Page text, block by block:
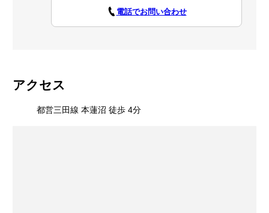
電話でお問い合わせ
アクセス
都営三田線 本蓮沼 徒歩 4分